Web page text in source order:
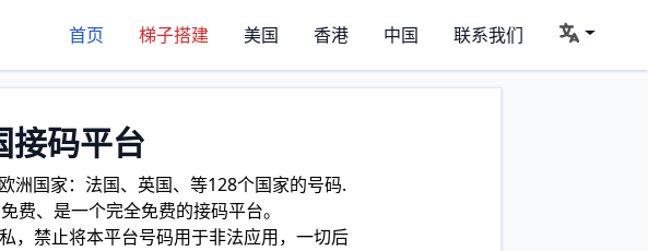
首页 梯子搭建 美国 香港 中国 联系我们
码平台
洲国家：法国、英国、等128个国家的号码.
费、是一个完全免费的接码平台。
，禁止将本平台号码用于非法应用，一切后